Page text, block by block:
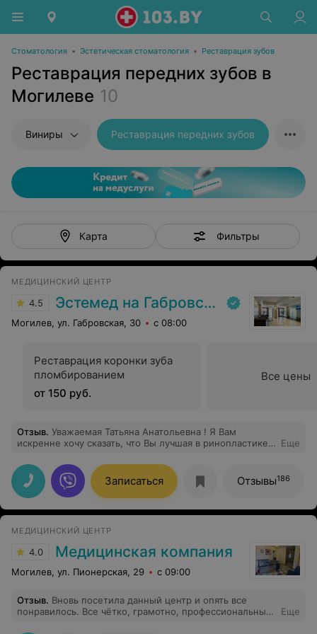
Стоматология • Эстетическая стоматология • Реставрация зубов
Реставрация передних зубов в
Могилеве 10
Виниры Реставрация передних зубов
Карта Фильтры
МЕДИЦИНСКИЙ ЦЕНТР
4.5 Эстемед на Габровской
Могилев, ул. Габровская, 30 с 08:00
Реставрация коронки зуба
пломбированием
от 150 руб.
Все цены
Отзыв. Уважаемая Татьяна Анатольевна ! Я Вам
искренне хочу сказать, что Вы лучшая в ринопластике.
понимаете Вы. Уже после консультации у Вас я поняла,
кто действительно сделает все по высшему пилотажу.
Огромная благодарность Вам и Вашей прекрасной
команде (отдельно анестезиологу Сергею
Николаевичу) , которые обеспечили мне легкую
время скромные и доброжелательные люди. Мне это
очень импонирует. Я Вас буду всем рекомендовать!
Ваш медцентр и прекрасный город Могилев.
Еще
Записаться Отзывы186
МЕДИЦИНСКИЙ ЦЕНТР
4.0 Медицинская компания
Могилев, ул. Пионерская, 29 с 09:00
Отзыв. Вновь посетила данный центр и опять все
понравилось. Все чётко, грамотно, профессиональные.
Еще